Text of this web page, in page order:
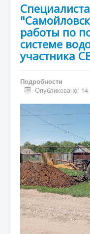
работы по
системе
участника
Подробности
Опубликовано: 14